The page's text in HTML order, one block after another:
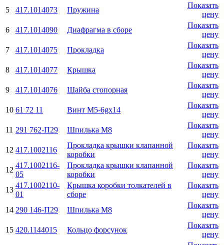
5
417.1014073 Пружина
Показать
цену
6
417.1014090 Диафрагма в сборе
Показать
цену
7
417.1014075 Прокладка
Показать
цену
8
417.1014077 Крышка
Показать
цену
9
417.1014076 Шайба стопорная
Показать
цену
10 61 72 11 Винт М5-6gx14
Показать
цену
11 291 762-П29 Шпилька M8
Показать
цену
12 417.1002116
Прокладка крышки клапанной
коробки
Показать
цену
12
417.1002116-
05
Прокладка крышки клапанной
коробки
Показать
цену
13
417.1002110-
01
Крышка коробки толкателей в
сборе
Показать
цену
14 290 146-П29 Шпилька M8
Показать
цену
15 420.1144015 Кольцо форсунок
Показать
цену